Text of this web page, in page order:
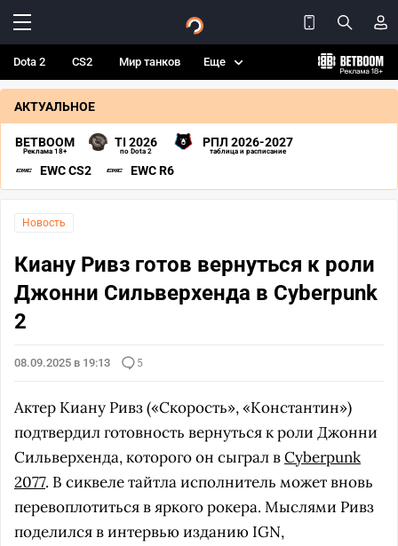
Dota 2 CS2 Мир танков Еще
АКТУАЛЬНОЕ
BETBOOM
Реклама 18+
TI 2026
по Dota 2
РПЛ 2026-2027
таблица и расписание
EWC CS2 EWC R6
Новость
Киану Ривз готов вернуться к роли
Джонни Сильверхенда в Cyberpunk
2
08.09.2025 в 19:13 5
Актер Киану Ривз («Скорость», «Константин»)
подтвердил готовность вернуться к роли Джонни
Сильверхенда, которого он сыграл вCyberpunk
2077. В сиквеле тайтла исполнитель может вновь
перевоплотиться в яркого рокера. Мыслями Ривз
поделился в интервью изданию IGN,